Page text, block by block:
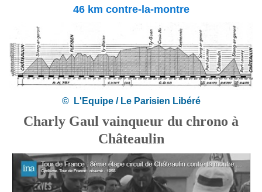
46 km contre-la-montre
© L'Equipe / Le Parisien Libéré
Charly Gaul vainqueur du chrono à
Châteaulin